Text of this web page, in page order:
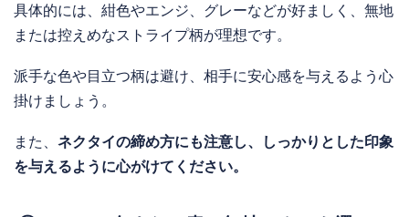
具体的には、紺色やエンジ、グレーなどが好ましく、無地
または控えめなストライプ柄が理想です。
派手な色や目立つ柄は避け、相手に安心感を与えるよう心
掛けましょう。
また、 ネクタイの締め方にも注意し、しっかりとした印象
を与えるように心がけてください。